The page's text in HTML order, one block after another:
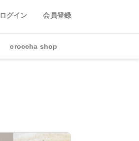
ログイン 会員登録
croccha shop